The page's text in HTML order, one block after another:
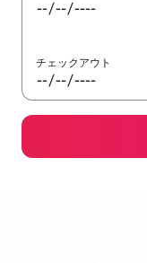
チェックアウト